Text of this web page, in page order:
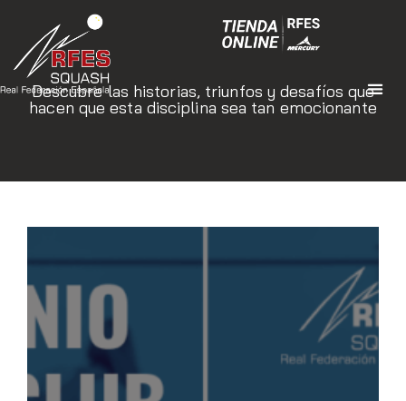
Descubre las historias, triunfos y desafíos que
hacen que esta disciplina sea tan emocionante